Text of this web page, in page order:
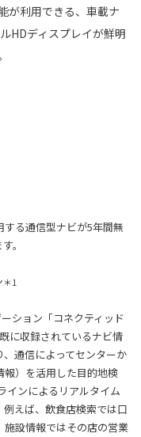
が利用できる、車載ナ
HDディスプレイが鮮明
する通信型ナビが5年間無
。
＊1
ション「コネクティッド
に収録されているナビ情
通信によってセンターか
報）を活用した目的地検
インによるリアルタイム
えば、飲食店検索では口
施設情報ではその店の営業